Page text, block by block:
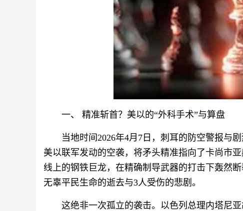
一、 精准斩首？美以的“外科手术”与算盘
当地时间2026年4月7日，刺耳的防空警报与
美以联军发动的空袭，将矛头精准指向了卡尚市
线上的钢铁巨龙，在精确制导武器的打击下轰然
无辜平民生命的逝去与3人受伤的悲剧。
这绝非一次孤立的袭击。以色列总理内塔尼